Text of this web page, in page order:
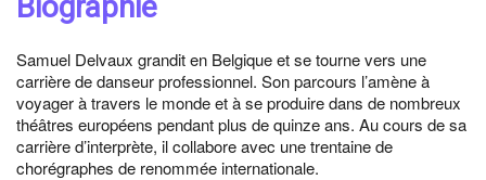
Samuel Delvaux grandit en Belgique et se tourne vers une
carrière de danseur professionnel. Son parcours l’amène à
voyager à travers le monde et à se produire dans de nombreux
théâtres européens pendant plus de quinze ans. Au cours de sa
carrière d’interprète, il collabore avec une trentaine de
chorégraphes de renommée internationale.